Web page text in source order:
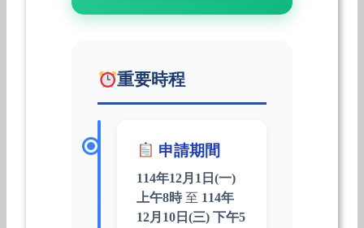
重要時程
申請期間
114年12月1日(一)
上午8時至 114年
12月10日(三) 下午5